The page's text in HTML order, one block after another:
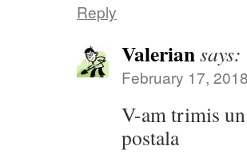
Reply
Valeriansays:
February 17,
V-am trimis
postala